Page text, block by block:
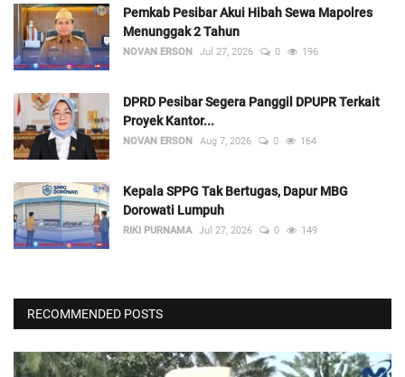
Pemkab Pesibar Akui Hibah Sewa Mapolres
Menunggak 2 Tahun
NOVAN ERSON Jul 27, 2026 0 196
DPRD Pesibar Segera Panggil DPUPR Terkait
Proyek Kantor...
NOVAN ERSON Aug 7, 2026 0 164
Kepala SPPG Tak Bertugas, Dapur MBG
Dorowati Lumpuh
RIKI PURNAMA Jul 27, 2026 0 149
RECOMMENDED POSTS